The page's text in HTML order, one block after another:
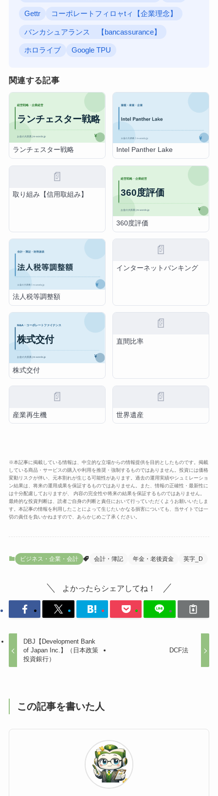
Gettr コーポレートフィロャtィ【企業理念】
バンカシュアランス 【bancassurance】
ホロライブ Google TPU
関連する記事
ランチェスター戦略 Intel Panther Lake
📄
取り組み【信用取組み】
360度評価
法人税等調整額
📄
インターネットバンキング
株式交付
📄
直間比率
📄
産業再生機
📄
世界遺産
※本記事に掲載している情報は、中立的な立場からの情報提供を目的としたものです。掲載
している商品・サービスの購入や利用を推奨・強制するものではありません。投資には価格
変動リスクが伴い、元本割れが生じる可能性があります。過去の運用実績やシュミレーショ
ン結果は、将来の運用成果を保証するものではありません。また、情報の正確性・最新性に
は十分配慮しておりますが、 内容の完全性や将来の結果を保証するものではありません。
最終的な投資判断は、読者ご自身の判断と責任において行っていただくようお願いいたしま
す。本記事の情報を利用したことによって生じたいかなる損害についても、当サイトでは一
切の責任を負いかねますので、あらかじめご了承ください。
ビジネス・企業・会計 会計・簿記 年金・老後資金 英字_D
よかったらシェアしてね！
DBJ【Development Bank
of Japan Inc.】（日本政策
投資銀行）
DCF法
この記事を書いた人